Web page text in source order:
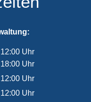
12:00Uhr
Von 07:30 bis 12:00 Uhr
18:00Uhr
Von 13:30 bis 18:00 Uhr
12:00Uhr
Von 07:30 bis 12:00 Uhr
12:00Uhr